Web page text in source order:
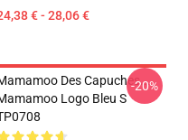
€ - 28,06 €
Des Capuches...
Logo Bleu S
-20%